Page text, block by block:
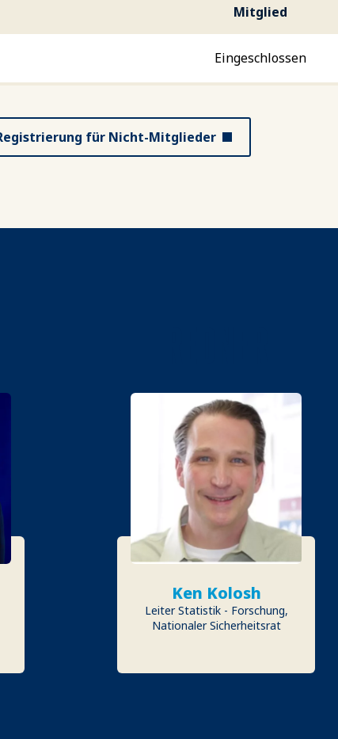
Mitglied
Eingeschlossen
für Nicht-Mitglieder
Ken Kolosh
Leiter Statistik - Forschung,
Nationaler Sicherheitsrat